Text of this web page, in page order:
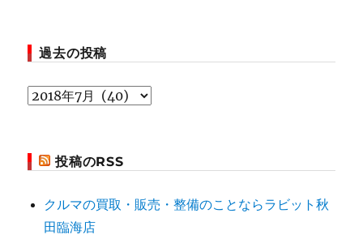
過去の投稿
過
投
投稿のRSS
クルマの買取・販売・整備のことならラビット秋
田臨海店